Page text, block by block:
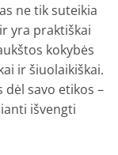
ne tik suteikia
yra praktiškai
kokybės
ir šiuolaikiškai.
savo etikos –
išvengti